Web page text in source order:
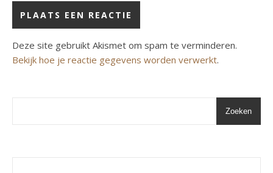
Deze site gebruikt Akismet om spam te verminderen.
Bekijk hoe je reactie gegevens worden verwerkt.
Zoeken